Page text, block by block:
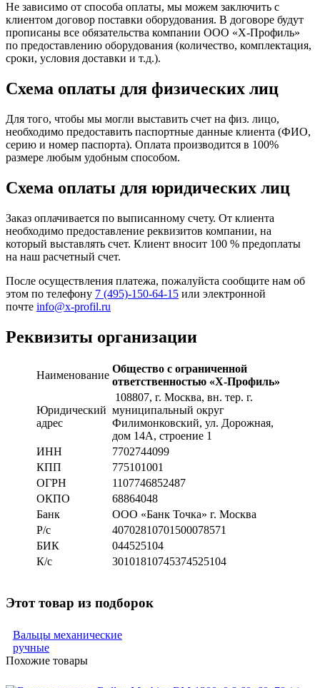
Не зависимо от способа оплаты, мы можем заключить с
клиентом договор поставки оборудования. В договоре будут
прописаны все обязательства компании ООО «Х-Профиль»
по предоставлению оборудования (количество, комплектация,
сроки, условия доставки и т.д.).
Схема оплаты для физических лиц
Для того, чтобы мы могли выставить счет на физ. лицо,
необходимо предоставить паспортные данные клиента (ФИО,
серию и номер паспорта). Оплата производится в 100%
размере любым удобным способом.
Схема оплаты для юридических лиц
Заказ оплачивается по выписанному счету. От клиента
необходимо предоставление реквизитов компании, на
который выставлять счет. Клиент вносит 100 % предоплаты
на наш расчетный счет.
После осуществления платежа, пожалуйста сообщите нам об
этом по телефону 7 (495)-150-64-15 или электронной
почте info@x-profil.ru
Реквизиты организации
Наименование
Общество с ограниченной
ответственностью «Х-Профиль»
Юридический
адрес
108807, г. Москва, вн. тер. г.
муниципальный округ
Филимонковский, ул. Дорожная,
дом 14А, строение 1
ИНН
7702744099
КПП
775101001
ОГРН
1107746852487
ОКПО
68864048
Банк
ООО «Банк Точка» г. Москва
Р/с
40702810701500078571
БИК
044525104
К/с
30101810745374525104
Этот товар из подборок
Вальцы механические
ручные
Похожие товары